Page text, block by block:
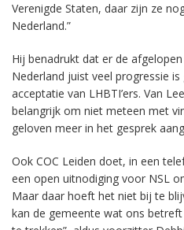
Verenigde Staten, daar zijn ze
Nederland.”
Hij benadrukt dat er de
Nederland juist veel progressie
acceptatie van LHBTI’ers. Van
belangrijk om niet meteen met
geloven meer in het gesprek
Ook COC Leiden doet, in een
een open uitnodiging voor NSL
Maar daar hoeft het niet bij te
kan de gemeente wat ons